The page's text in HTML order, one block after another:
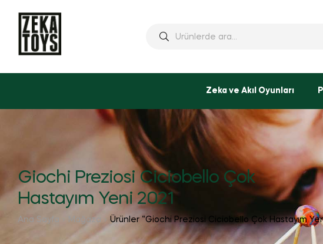
Zeka ve Akıl Oyunları
Giochi Preziosi Ciciobello Çok
Hastayım Yeni 2021
Ana Sayfa Mağaza Ürünler “Giochi Preziosi Ciciobello Çok Hastayım